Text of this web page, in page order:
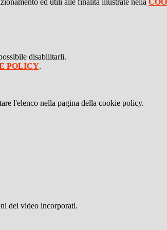
ed utili alle finalità illustrate nella
disabilitarli.
POLICY.
l'elenco nella pagina della cookie policy.
dei video incorporati.